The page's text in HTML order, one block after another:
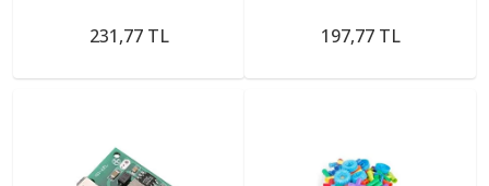
231,77 TL 197,77 TL